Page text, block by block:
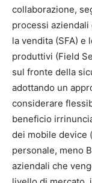
collaborazione,
processi
la vendita (SFA)
produttivi (Field
sul fronte della
adottando un
considerare
beneficio
dei mobile device
personale, meno
aziendali che